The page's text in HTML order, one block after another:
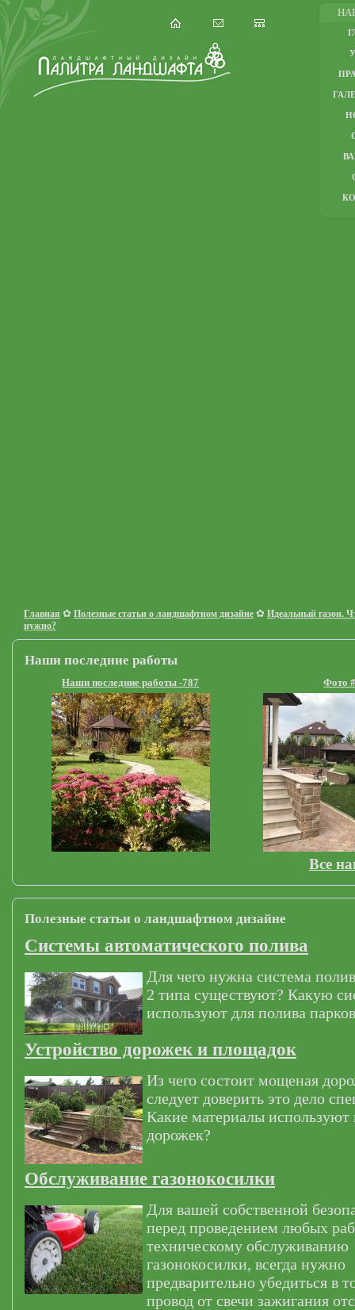
Главная ✿ Полезные статьи о ландшафтном дизайне ✿ Идеальный газон.
нужно?
Наши последние работы
Наши последние работы -787 Фото
Все
Полезные статьи о ландшафтном дизайне
Системы автоматического полива
Для чего нужна система
2 типа существуют? Какую
используют для полива
Устройство дорожек и площадок
Из чего состоит мощеная
следует доверить это дело
Какие материалы
дорожек?
Обслуживание газонокосилки
Для вашей собственной
перед проведением любых
техническому обслуживанию
газонокосилки, всегда нужно
предварительно убедиться в
провод от свечи зажигания